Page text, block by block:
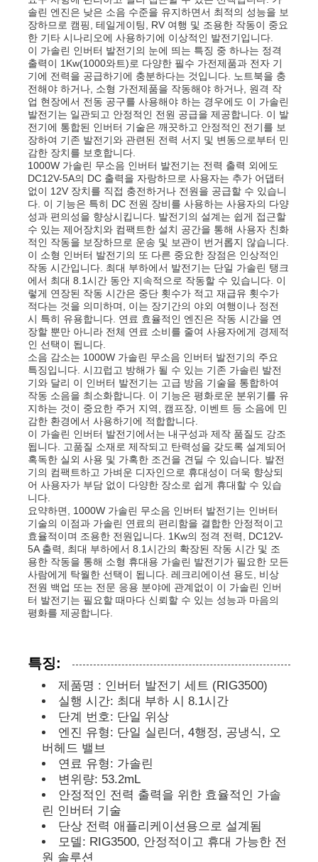
홈
제품 소개
동영상
회사 소개
공장 투어
품질 관리
연락처
뉴스
모든 케이스
견적 요청
디젤 발전기 세트
인버터 발전기 세트
휴대용 발전기 세트
산업용 발전기 세트
디지털 발전기 세트
오픈 프레임 생성기
솔린 엔진은 낮은 소음 수준을 유지하면서 최적의 성능을 보
장하므로 캠핑, 테일게이팅, RV 여행 및 조용한 작동이 중요
한 기타 시나리오에 사용하기에 이상적인 발전기입니다.
이 가솔린 인버터 발전기의 눈에 띄는 특징 중 하나는 정격
출력이 1Kw(1000와트)로 다양한 필수 가전제품과 전자 기
기에 전력을 공급하기에 충분하다는 것입니다. 노트북을 충
전해야 하거나, 소형 가전제품을 작동해야 하거나, 원격 작
업 현장에서 전동 공구를 사용해야 하는 경우에도 이 가솔린
발전기는 일관되고 안정적인 전원 공급을 제공합니다. 이 발
전기에 통합된 인버터 기술은 깨끗하고 안정적인 전기를 보
장하여 기존 발전기와 관련된 전력 서지 및 변동으로부터 민
감한 장치를 보호합니다.
1000W 가솔린 무소음 인버터 발전기는 전력 출력 외에도
DC12V-5A의 DC 출력을 자랑하므로 사용자는 추가 어댑터
없이 12V 장치를 직접 충전하거나 전원을 공급할 수 있습니
다. 이 기능은 특히 DC 전원 장비를 사용하는 사용자의 다양
성과 편의성을 향상시킵니다. 발전기의 설계는 쉽게 접근할
수 있는 제어장치와 컴팩트한 설치 공간을 통해 사용자 친화
적인 작동을 보장하므로 운송 및 보관이 번거롭지 않습니다.
이 소형 인버터 발전기의 또 다른 중요한 장점은 인상적인
작동 시간입니다. 최대 부하에서 발전기는 단일 가솔린 탱크
에서 최대 8.1시간 동안 지속적으로 작동할 수 있습니다. 이
렇게 연장된 작동 시간은 중단 횟수가 적고 재급유 횟수가
적다는 것을 의미하며, 이는 장기간의 야외 여행이나 정전
시 특히 유용합니다. 연료 효율적인 엔진은 작동 시간을 연
장할 뿐만 아니라 전체 연료 소비를 줄여 사용자에게 경제적
인 선택이 됩니다.
소음 감소는 1000W 가솔린 무소음 인버터 발전기의 주요
특징입니다. 시끄럽고 방해가 될 수 있는 기존 가솔린 발전
기와 달리 이 인버터 발전기는 고급 방음 기술을 통합하여
작동 소음을 최소화합니다. 이 기능은 평화로운 분위기를 유
지하는 것이 중요한 주거 지역, 캠프장, 이벤트 등 소음에 민
감한 환경에서 사용하기에 적합합니다.
이 가솔린 인버터 발전기에서는 내구성과 제작 품질도 강조
됩니다. 고품질 소재로 제작되고 탄력성을 갖도록 설계되어
혹독한 실외 사용 및 가혹한 조건을 견딜 수 있습니다. 발전
기의 컴팩트하고 가벼운 디자인으로 휴대성이 더욱 향상되
어 사용자가 부담 없이 다양한 장소로 쉽게 휴대할 수 있습
니다.
요약하면, 1000W 가솔린 무소음 인버터 발전기는 인버터
기술의 이점과 가솔린 연료의 편리함을 결합한 안정적이고
효율적이며 조용한 전원입니다. 1Kw의 정격 전력, DC12V-
5A 출력, 최대 부하에서 8.1시간의 확장된 작동 시간 및 조
용한 작동을 통해 소형 휴대용 가솔린 발전기가 필요한 모든
사람에게 탁월한 선택이 됩니다. 레크리에이션 용도, 비상
전원 백업 또는 전문 응용 분야에 관계없이 이 가솔린 인버
터 발전기는 필요할 때마다 신뢰할 수 있는 성능과 마음의
평화를 제공합니다.
특징:
제품명 : 인버터 발전기 세트 (RIG3500)
실행 시간: 최대 부하 시 8.1시간
단계 번호: 단일 위상
엔진 유형: 단일 실린더, 4행정, 공냉식, 오
버헤드 밸브
연료 유형: 가솔린
변위량: 53.2mL
안정적인 전력 출력을 위한 효율적인 가솔
린 인버터 기술
단상 전력 애플리케이션용으로 설계됨
모델: RIG3500, 안정적이고 휴대 가능한 전
원 솔루션